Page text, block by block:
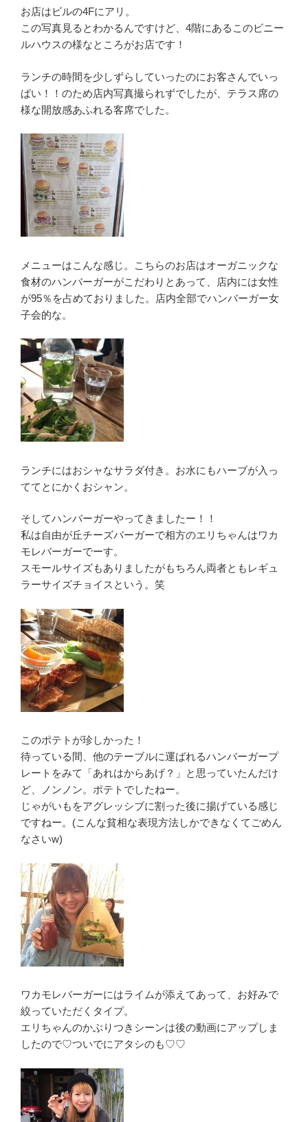
お店はビルの4Fにアリ。
この写真見るとわかるんですけど、4階にあるこのビニー
ルハウスの様なところがお店です！
ランチの時間を少しずらしていったのにお客さんでいっ
ぱい！！のため店内写真撮られずでしたが、テラス席の
様な開放感あふれる客席でした。
メニューはこんな感じ。こちらのお店はオーガニックな
食材のハンバーガーがこだわりとあって、店内には女性
が95％を占めておりました。店内全部でハンバーガー女
子会的な。
ランチにはおシャなサラダ付き。お水にもハーブが入っ
ててとにかくおシャン。
そしてハンバーガーやってきましたー！！
私は自由が丘チーズバーガーで相方のエリちゃんはワカ
モレバーガーでーす。
スモールサイズもありましたがもちろん両者ともレギュ
ラーサイズチョイスという。笑
このポテトが珍しかった！
待っている間、他のテーブルに運ばれるハンバーガープ
レートをみて「あれはからあげ？」と思っていたんだけ
ど、ノンノン。ポテトでしたねー。
じゃがいもをアグレッシブに割った後に揚げている感じ
ですねー。(こんな貧相な表現方法しかできなくてごめん
なさいw)
ワカモレバーガーにはライムが添えてあって、お好みで
絞っていただくタイプ。
エリちゃんのかぶりつきシーンは後の動画にアップしま
したので♡ついでにアタシのも♡♡